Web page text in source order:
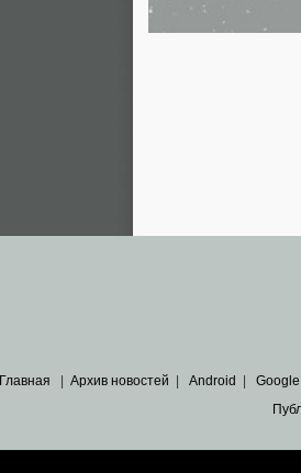
Главная Архив новостей Android Google